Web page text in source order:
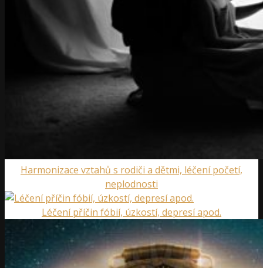
Harmonizace vztahů s rodiči a dětmi, léčení početí,
neplodnosti
Léčení příčin fóbií, úzkostí, depresí apod.